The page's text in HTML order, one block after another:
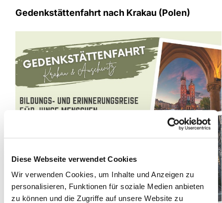
Diese Webseite verwendet Cookies
Wir verwenden Cookies, um Inhalte und Anzeigen zu
personalisieren, Funktionen für soziale Medien anbieten
zu können und die Zugriffe auf unsere Website zu
Gedenkstättenfahrt nach Krakau (Polen)